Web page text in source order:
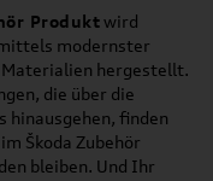
Produktwird
modernster
hergestellt.
die über die
hinausgehen, finden
Škoda Zubehör
bleiben. Und Ihr